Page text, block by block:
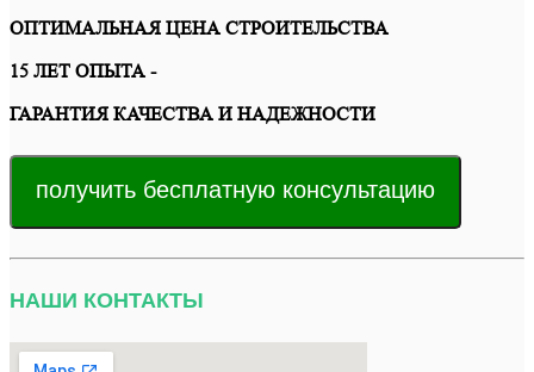
ОПТИМАЛЬНАЯ ЦЕНА СТРОИТЕЛЬСТВА
15 ЛЕТ ОПЫТА -
ГАРАНТИЯ КАЧЕСТВА И НАДЕЖНОСТИ
получить бесплатную консультацию
НАШИ КОНТАКТЫ